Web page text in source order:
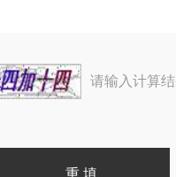
请输入计算